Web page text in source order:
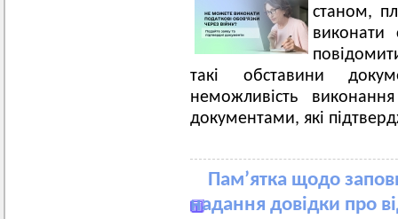
станом,
виконати
такі обставини
неможливість
документами, які
Пам’ятка щодо
надання довідки про